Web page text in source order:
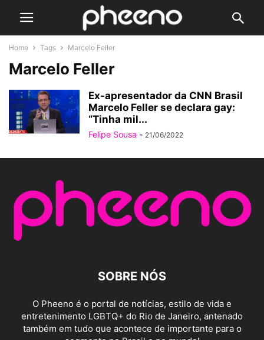
Home Tags Marcelo Feller
Marcelo Feller
Ex-apresentador da CNN Brasil
Marcelo Feller se declara gay:
“Tinha mil...
Felipe Sousa - 21/06/2022
SOBRE NÓS
O Pheeno é o portal de notícias, estilo de vida e
entretenimento LGBTQ+ do Rio de Janeiro, antenado
também em tudo que acontece de importante para o